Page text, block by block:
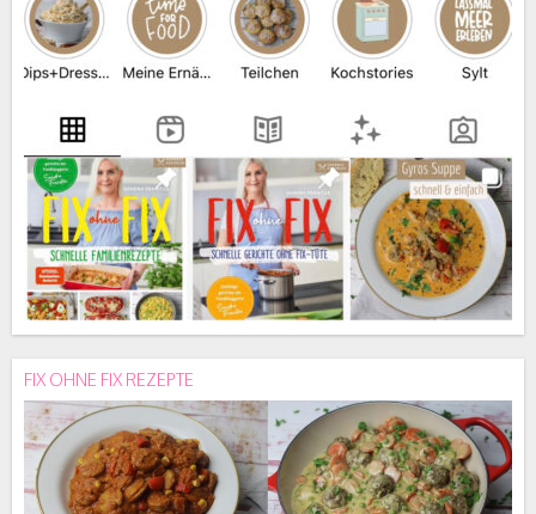
FIX OHNE FIX REZEPTE